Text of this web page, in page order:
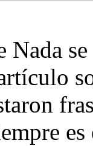
Nada